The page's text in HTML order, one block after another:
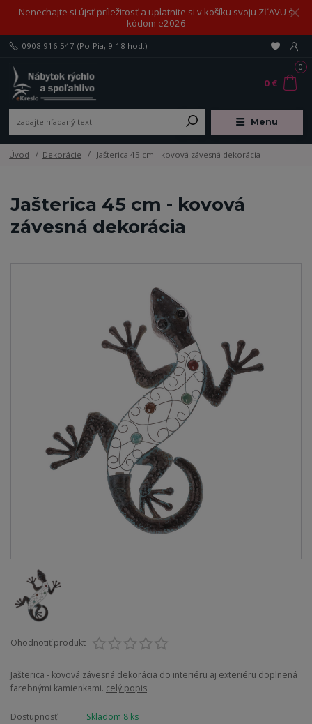
Nenechajte si újsť príležitosť a uplatnite si v košíku svoju ZĽAVU s
kódom e2026
Menu
0908 916 547 (Po-Pia, 9-18 hod.)
0
0 €
Úvod Dekorácie Jašterica 45 cm - kovová závesná dekorácia
Jašterica 45 cm - kovová
závesná dekorácia
Ohodnotiť produkt
Jašterica - kovová závesná dekorácia do interiéru aj exteriéru doplnená
farebnými kamienkami. celý popis
Dostupnosť Skladom 8 ks